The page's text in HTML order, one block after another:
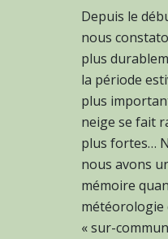
Depuis le
nous
plus
la période
plus
neige se fait
plus fortes…
nous avons
mémoire
météorologie
« sur-